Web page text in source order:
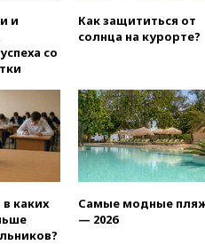
вчера, 22:55 В Москве в
пятницу ожидаются ливни
вчера, 22:35
до 2032 года
вчера, 22:28Отказаться от
российского гражданства
станет значительно дороже
вчера, 22:20Путин назвал
гвардейскую десантно-
штурмовую дивизию
легендарной
и
со
Как защититься от
солнца на курорте?
каких
Самые модные
— 2026